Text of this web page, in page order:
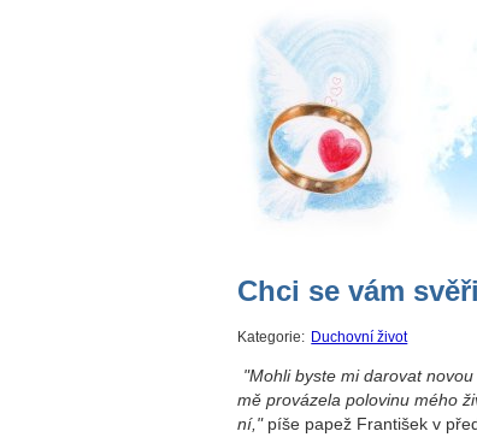
Chci se vám
Kategorie: Duchovní život
"Mohli byste mi darovat
mě provázela polovinu mého
ní,"píše papež František v